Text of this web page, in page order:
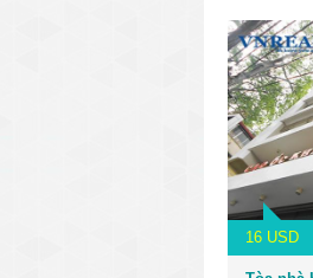
16 USD